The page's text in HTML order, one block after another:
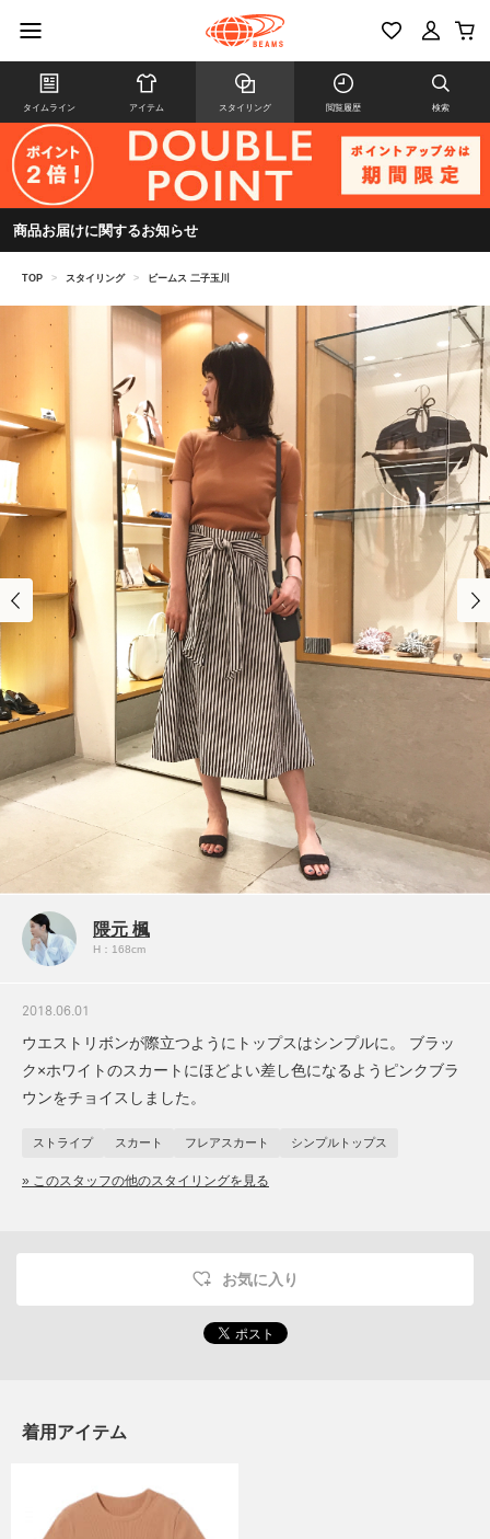
タイムライン アイテム スタイリング 閲覧履歴 検索
商品お届けに関するお知らせ
TOP > スタイリング > ビームス 二子玉川
隈元 楓
H：168cm
2018.06.01
ウエストリボンが際立つようにトップスはシンプルに。 ブラッ
ク×ホワイトのスカートにほどよい差し色になるようピンクブラ
ウンをチョイスしました。
ストライプ スカート フレアスカート シンプルトップス
» このスタッフの他のスタイリングを見る
お気に入り
着用アイテム